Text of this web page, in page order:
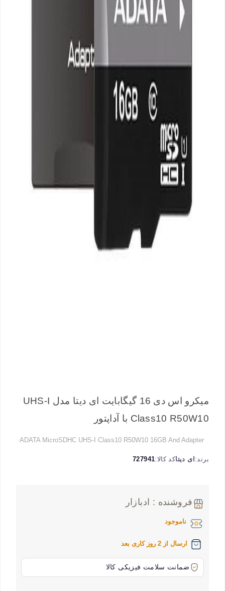
میکرو اس دی 16 گیگابایت ای دیتا مدل UHS-I
Class10 R50W10 با آداپتور
ADATA MicroSDHC UHS-I Class10 R50W10 16GB And Adapter
برند:ای دیتاکد کالا:727941
فروشنده : ادبازار
ناموجود
ارسال از 2 روز کاری بعد
ضمانت سلامت فیزیکی کالا